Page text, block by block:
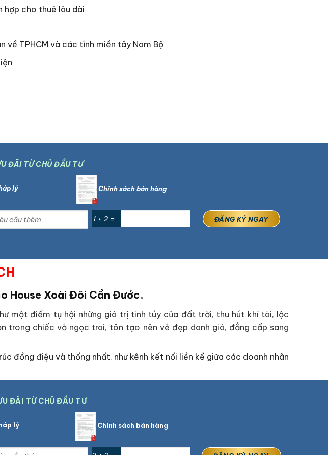
hợp cho thuê lâu dài
TPHCM và các tỉnh miền tây Nam Bộ
ĐÃI TỪ CHỦ ĐẦU TƯ
lý Chính sách bán hàng
1 + 2 =
House Xoài Đôi Cần Đước.
một điểm tụ hội những giá trị tinh túy của đất trời, thu hút khí tài, lộc
trong chiếc vỏ ngọc trai, tôn tạo nên vẻ đẹp danh giá, đẳng cấp sang
đồng điệu và thống nhất. như kênh kết nối liền kề giữa các doanh nhân
ĐÃI TỪ CHỦ ĐẦU TƯ
lý Chính sách bán hàng